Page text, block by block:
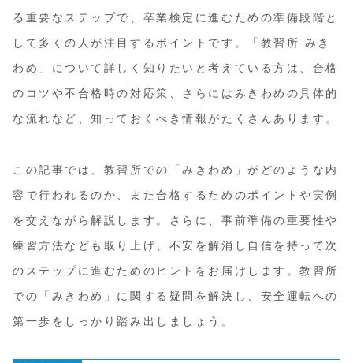
る重要なステップで、卒業検定に進むための準備段階と
して多くの人が注目するポイントです。「教習所 みき
わめ」について詳しく知りたいと考えている方は、合格
のコツや不合格時の対応策、さらにはみきわめの具体的
な流れなど、知っておくべき情報がたくさんあります。
この記事では、教習所での「みきわめ」がどのような内
容で行われるのか、また合格するためのポイントや実例
を交えながら解説します。さらに、事前準備の重要性や
練習方法なども取り上げ、不安を解消し自信を持って次
のステップに進むためのヒントをお届けします。教習所
での「みきわめ」に関する疑問を解決し、安全運転への
第一歩をしっかり踏み出しましょう。